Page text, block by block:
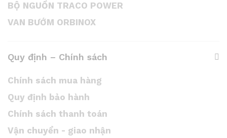
BỘ NGUỒN TRACO POWER
VAN BƯỚM ORBINOX
Quy định – Chính sách
Chính sách mua hàng
Quy định bảo hành
Chính sách thanh toán
Vận chuyển - giao nhận